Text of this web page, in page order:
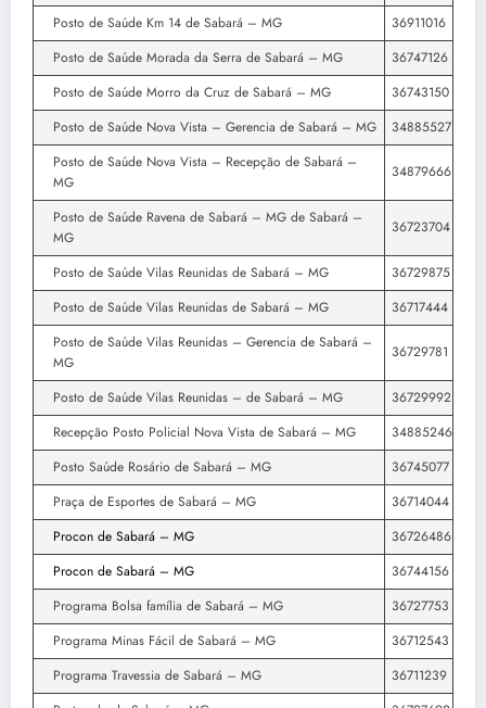
Posto de Saúde Km 14 de Sabará – MG
36911016
Posto de Saúde Morada da Serra de Sabará – MG
36747126
Posto de Saúde Morro da Cruz de Sabará – MG
36743150
Posto de Saúde Nova Vista – Gerencia de Sabará – MG
34885527
Posto de Saúde Nova Vista – Recepção de Sabará –
MG
34879666
Posto de Saúde Ravena de Sabará – MG de Sabará –
MG
36723704
Posto de Saúde Vilas Reunidas de Sabará – MG
36729875
Posto de Saúde Vilas Reunidas de Sabará – MG
36717444
Posto de Saúde Vilas Reunidas – Gerencia de Sabará –
MG
36729781
Posto de Saúde Vilas Reunidas – de Sabará – MG
36729992
Recepção Posto Policial Nova Vista de Sabará – MG
34885246
Posto Saúde Rosário de Sabará – MG
36745077
Praça de Esportes de Sabará – MG
36714044
Procon de Sabará – MG
36726486
Procon de Sabará – MG
36744156
Programa Bolsa família de Sabará – MG
36727753
Programa Minas Fácil de Sabará – MG
36712543
Programa Travessia de Sabará – MG
36711239